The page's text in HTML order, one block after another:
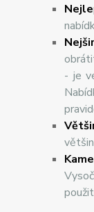
Nejšir
- je